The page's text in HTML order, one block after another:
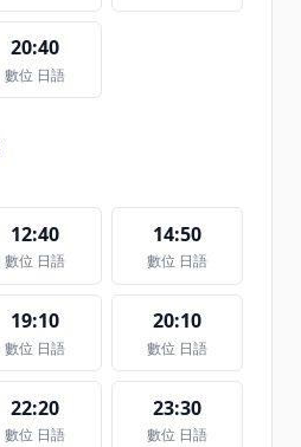
20:40
數位 日語
12:40
數位 日語
14:50
數位 日語
19:10
數位 日語
20:10
數位 日語
22:20
數位 日語
23:30
數位 日語